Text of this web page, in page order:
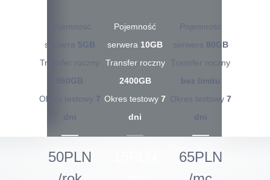
Pojemność
serwera 5GB
Transfer roczny
960GB
Okres testowy 7
dni
50PLN
Pojemność
serwera 10GB
Transfer roczny
2400GB
Okres testowy 7
dni
Pojemność
serwera 80GB
Transfer roczny
bez limitu
Okres testowy 7
dni
65PLN